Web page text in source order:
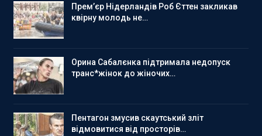
Прем’єр Нідерландів Роб Єттен закликав
квірну молодь не…
Орина Сабалєнка підтримала недопуск
транс*жінок до жіночих…
Пентагон змусив скаутський зліт
відмовитися від просторів…